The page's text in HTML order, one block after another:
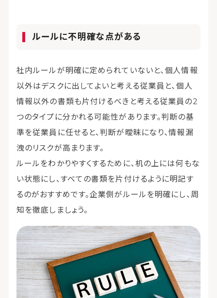
ルールに不明確な点がある
社内ルールが明確に定められていないと、個人情報
以外はデスクに出してよいと考える従業員と、個人
情報以外の書類も片付けるべきと考える従業員の2
つのタイプに分かれる可能性があります。判断の基
準を従業員に任せると、判断が曖昧になり、情報漏
洩のリスクが高まります。
ルールをわかりやすくするために、机の上には何もな
い状態にし、すべての書類を片付けるように明記す
るのがおすすめです。企業側がルールを明確にし、周
知を徹底しましょう。